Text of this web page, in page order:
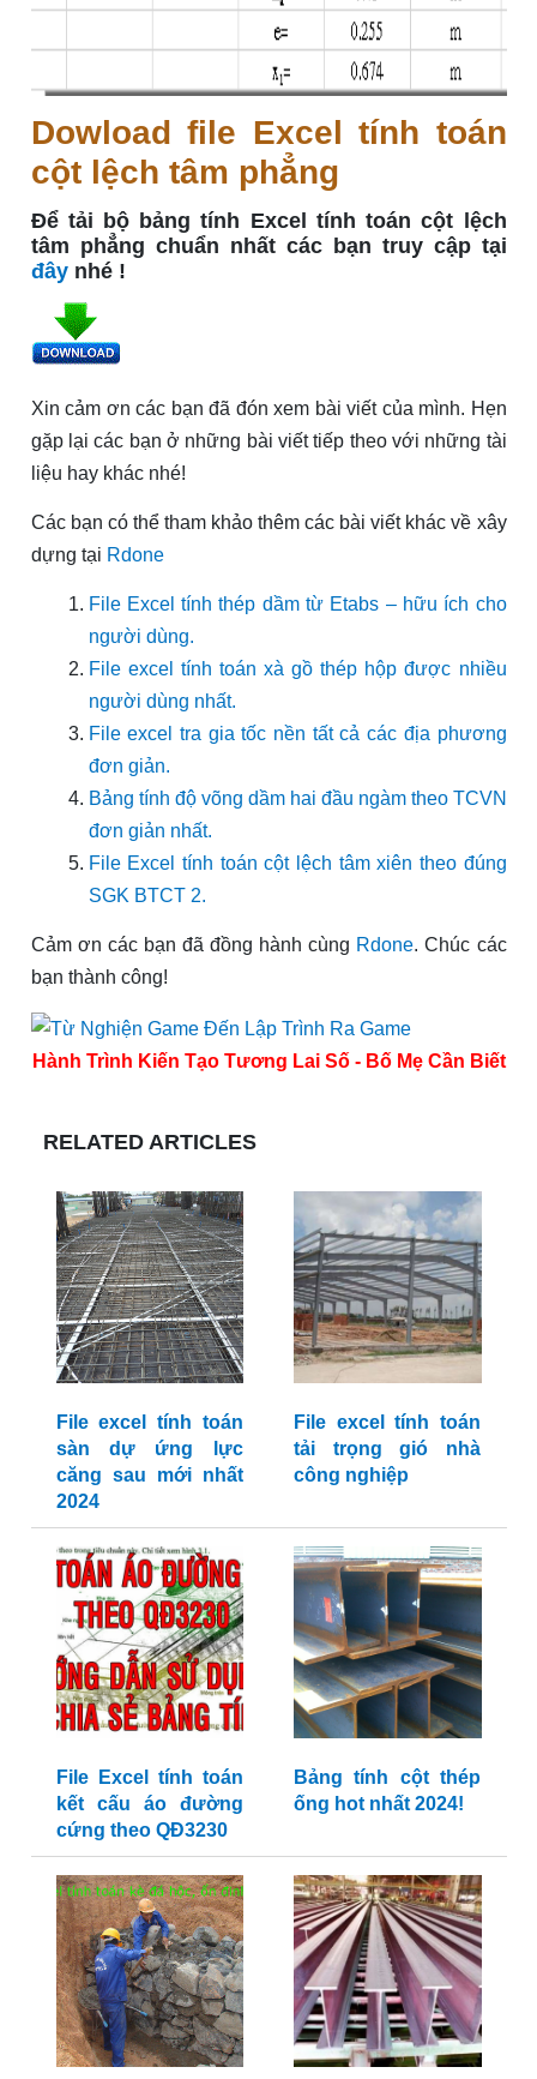
Dowload file Excel tính toán
cột lệch tâm phẳng
Để tải bộ bảng tính Excel tính toán cột lệch
tâm phẳng chuẩn nhất các bạn truy cập tại
đâynhé !
Xin cảm ơn các bạn đã đón xem bài viết của mình. Hẹn
gặp lại các bạn ở những bài viết tiếp theo với những tài
liệu hay khác nhé!
Các bạn có thể tham khảo thêm các bài viết khác về xây
dựng tại Rdone
File Excel tính thép dầm từ Etabs – hữu ích cho
người dùng.
File excel tính toán xà gồ thép hộp được nhiều
người dùng nhất.
File excel tra gia tốc nền tất cả các địa phương
đơn giản.
Bảng tính độ võng dầm hai đầu ngàm theo TCVN
đơn giản nhất.
File Excel tính toán cột lệch tâm xiên theo đúng
SGK BTCT 2.
Cảm ơn các bạn đã đồng hành cùng Rdone. Chúc các
bạn thành công!
Hành Trình Kiến Tạo Tương Lai Số - Bố Mẹ Cần Biết
RELATED ARTICLES
File excel tính toán
sàn dự ứng lực
căng sau mới nhất
2024
File excel tính toán
tải trọng gió nhà
công nghiệp
File Excel tính toán
kết cấu áo đường
cứng theo QĐ3230
Bảng tính cột thép
ống hot nhất 2024!